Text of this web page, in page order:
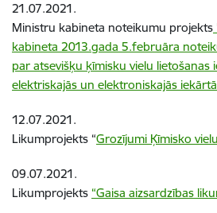
21.07.2021.
Ministru kabineta noteikumu projekts
kabineta 2013.gada 5.februāra
par atsevišķu ķīmisku vielu lietošanas
elektriskajās un elektroniskajās
12.07.2021.
Likumprojekts “Grozījumi Ķīmisko
09.07.2021.
Likumprojekts “Gaisa aizsardzības